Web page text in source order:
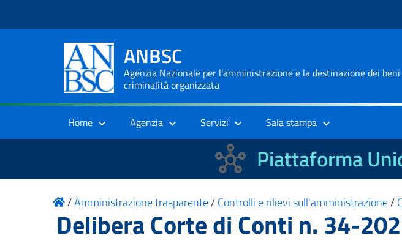
ANBSC
Agenzia Nazionale per l'amministrazione e la destinazione dei
criminalità organizzata
Home Agenzia Servizi Sala stampa
Piattaforma
/Amministrazione trasparente/Controlli e rilievi sull'amministrazione/
Delibera Corte di Conti n. 34-